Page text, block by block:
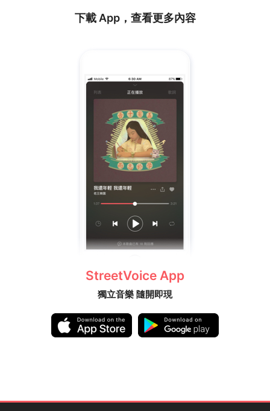
下載 App，查看更多內容
StreetVoice App
獨立音樂 隨開即現